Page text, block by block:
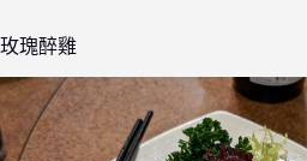
玫瑰醉雞